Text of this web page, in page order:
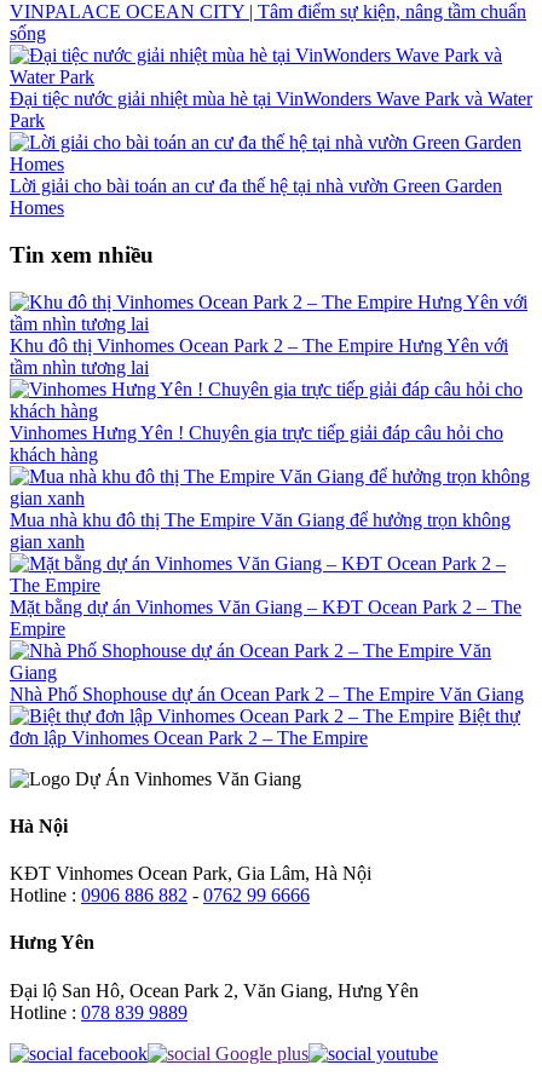
VINPALACE OCEAN CITY | Tâm điểm sự kiện, nâng tầm chuẩn
sống
Đại tiệc nước giải nhiệt mùa hè tại VinWonders Wave Park và Water
Park
Lời giải cho bài toán an cư đa thế hệ tại nhà vườn Green Garden
Homes
Tin xem nhiều
Khu đô thị Vinhomes Ocean Park 2 – The Empire Hưng Yên với
tầm nhìn tương lai
Vinhomes Hưng Yên ! Chuyên gia trực tiếp giải đáp câu hỏi cho
khách hàng
Mua nhà khu đô thị The Empire Văn Giang để hưởng trọn không
gian xanh
Mặt bằng dự án Vinhomes Văn Giang – KĐT Ocean Park 2 – The
Empire
Nhà Phố Shophouse dự án Ocean Park 2 – The Empire Văn Giang
Biệt thự
đơn lập Vinhomes Ocean Park 2 – The Empire
Hà Nội
KĐT Vinhomes Ocean Park, Gia Lâm, Hà Nội
Hotline : 0906 886 882 - 0762 99 6666
Hưng Yên
Đại lộ San Hô, Ocean Park 2, Văn Giang, Hưng Yên
Hotline : 078 839 9889